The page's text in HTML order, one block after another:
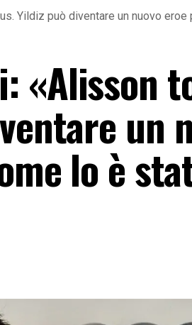
Yildiz può diventare un nuovo
«Alisson
un
lo è